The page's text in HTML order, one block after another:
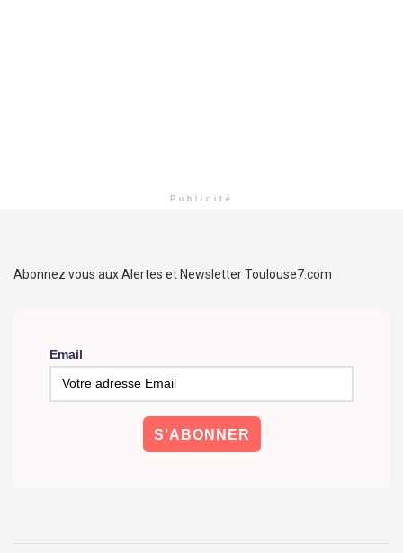
Publicité
Abonnez vous aux Alertes et Newsletter Toulouse7.com
Email